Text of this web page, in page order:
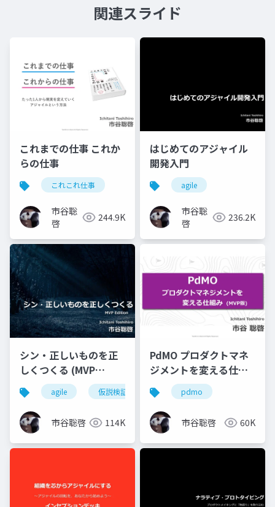
関連スライド
これまでの仕事 これか
らの仕事
これこれ仕事
市谷聡
啓
244.9K
はじめてのアジャイル
開発入門
agile
市谷聡
啓
236.2K
シン・正しいものを正
しくつくる (MVP
Edition)agile 仮説検証
市谷聡啓 114K
PdMO プロダクトマネ
ジメントを変える仕組
み (MVP版)
pdmo
市谷聡啓 60K